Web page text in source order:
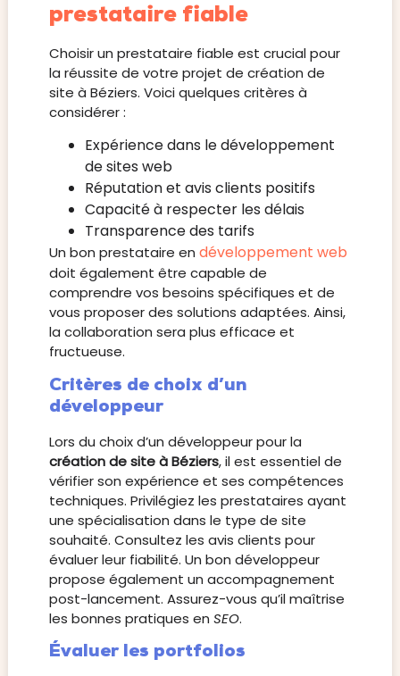
prestataire fiable
Choisir un prestataire fiable est crucial pour
la réussite de votre projet de création de
site à Béziers. Voici quelques critères à
considérer :
Expérience dans le développement
de sites web
Réputation et avis clients positifs
Capacité à respecter les délais
Transparence des tarifs
Un bon prestataire en développement web
doit également être capable de
comprendre vos besoins spécifiques et de
vous proposer des solutions adaptées. Ainsi,
la collaboration sera plus efficace et
fructueuse.
Critères de choix d’un
développeur
Lors du choix d’un développeur pour la
création de site à Béziers, il est essentiel de
vérifier son expérience et ses compétences
techniques. Privilégiez les prestataires ayant
une spécialisation dans le type de site
souhaité. Consultez les avis clients pour
évaluer leur fiabilité. Un bon développeur
propose également un accompagnement
post-lancement. Assurez-vous qu’il maîtrise
les bonnes pratiques en SEO.
Évaluer les portfolios